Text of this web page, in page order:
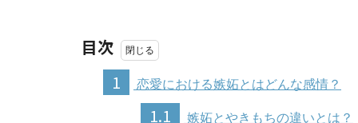
目次
1
恋愛における嫉妬とはどんな感情？
1.1 嫉妬とやきもちの違いとは？